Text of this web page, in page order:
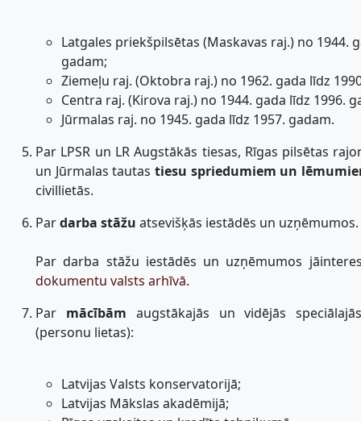
Latgales priekšpilsētas (Maskavas raj.) no 1944.
gadam;
Ziemeļu raj. (Oktobra raj.) no 1962. gada līdz
Centra raj. (Kirova raj.) no 1944. gada līdz 1996.
Jūrmalas raj. no 1945. gada līdz 1957. gadam.
Par LPSR un LR Augstākās tiesas, Rīgas pilsētas
un Jūrmalas tautas tiesu spriedumiem un
civillietās.
Pardarba stāžu atsevišķās iestādēs un uzņēmumos.
Par darba stāžu iestādēs un uzņēmumos
dokumentu valsts arhīvā.
Par mācībām augstākajās un vidējās
(personu lietas):
Latvijas Valsts konservatorijā;
Latvijas Mākslas akadēmijā;